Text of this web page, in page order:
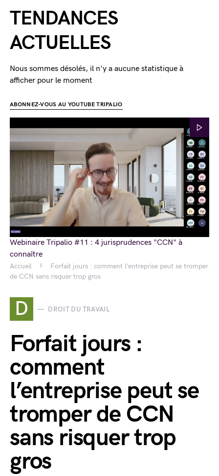
Accueil
Forfait jours : comment l’entreprise peut se tromper
de CCN sans risquer trop gros
D DROIT DU TRAVAIL
Forfait jours :
comment
l’entreprise peut se
tromper de CCN
sans risquer trop
gros
TENDANCES
ACTUELLES
Nous sommes désolés, il n'y a aucune statistique à
afficher pour le moment
ABONNEZ-VOUS AU YOUTUBE TRIPALIO
Webinaire Tripalio #11 : 4 jurisprudences "CCN" à
connaître